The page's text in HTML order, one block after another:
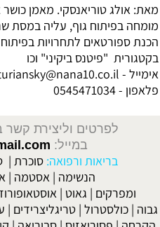
מאת: אולג טוריאנסקי. מאמן כושר
מומחה בפיתוח גוף, עליה במסת
הכנת ספורטאים לתחרויות
בקטגורית "פיטנס ביקיני" וכו
אימייל - turiansky@nana10.co.il
פלאפון - 0545471034
לפרטים וליצירת קשר בנייד: 052-
במייל:
בריאות ורפואה: סוכרת |
הנשימה | אסטמה |
ומפרקים | גאוט |
גבוה |כולסטרול |טריגליצרידים |